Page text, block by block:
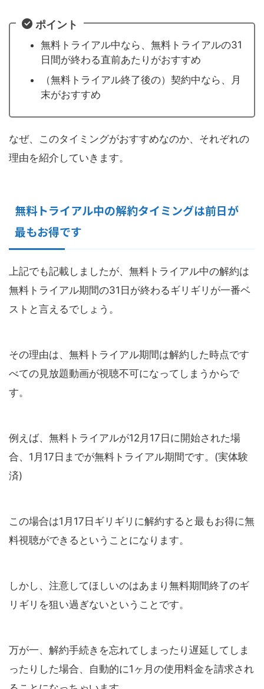
ポイント
無料トライアル中なら、無料トライアルの31
日間が終わる直前あたりがおすすめ
（無料トライアル終了後の）契約中なら、月
末がおすすめ
なぜ、このタイミングがおすすめなのか、それぞれの
理由を紹介していきます。
無料トライアル中の解約タイミングは前日が
最もお得です
上記でも記載しましたが、無料トライアル中の解約は
無料トライアル期間の31日が終わるギリギリが一番ベ
ストと言えるでしょう。
その理由は、無料トライアル期間は解約した時点です
べての見放題動画が視聴不可になってしまうからで
す。
例えば、無料トライアルが12月17日に開始された場
合、1月17日までが無料トライアル期間です。(実体験
済)
この場合は1月17日ギリギリに解約すると最もお得に無
料視聴ができるということになります。
しかし、注意してほしいのはあまり無料期間終了のギ
リギリを狙い過ぎないということです。
万が一、解約手続きを忘れてしまったり遅延してしま
ったりした場合、自動的に1ヶ月の使用料金を請求され